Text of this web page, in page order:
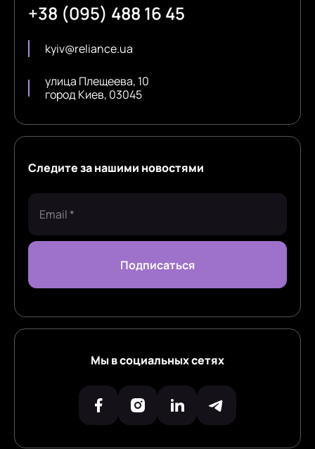
+38 (095) 488 16 45
kyiv@reliance.ua
улица Плещеева, 10
город Киев, 03045
Следите за нашими новостями
Мы в социальных сетях